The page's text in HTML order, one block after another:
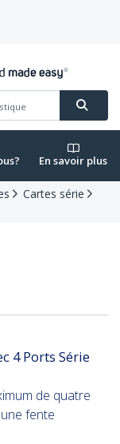
En savoir plus
Cartes série
4 Ports Série
de quatre
fente